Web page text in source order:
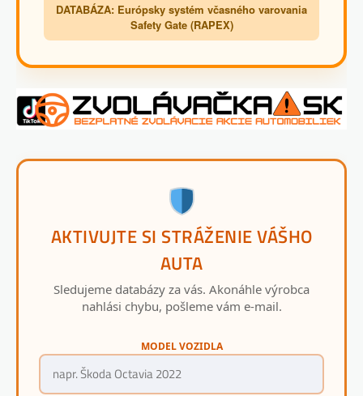
DATABÁZA: Európsky systém včasného varovania
Safety Gate (RAPEX)
AKTIVUJTE SI STRÁŽENIE VÁŠHO
AUTA
Sledujeme databázy za vás. Akonáhle výrobca
nahlási chybu, pošleme vám e-mail.
MODEL VOZIDLA